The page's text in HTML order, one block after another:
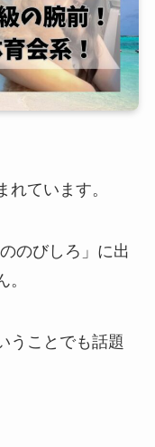
ています。
のびしろ」に出
うことでも話題